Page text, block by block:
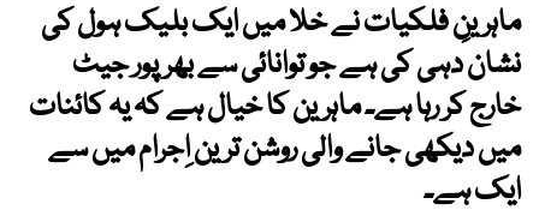
ماہرینِ فلکیات نے خلا میں ایک بلیک ہول کی
نشان دہی کی ہے جو توانائی سے بھرپور جیٹ
خارج کر رہا ہے۔ ماہرین کا خیال ہے کہ یہ کائنات
میں دیکھی جانے والی روشن ترین اِجرام میں سے
ایک ہے۔